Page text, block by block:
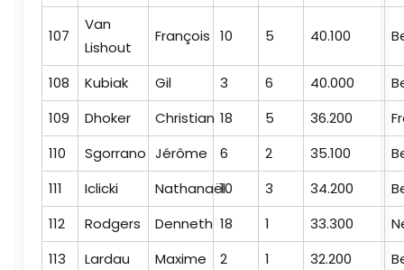
107
Van
Lishout
François 10 5 40.100
108 Kubiak Gil 3 6 40.000
109
Dhoker Christian 18 5 36.200
110
Sgorrano Jérôme 6 2 35.100
111
Iclicki Nathanaël10 3 34.200
112
Rodgers Denneth 18 1 33.300
113
Lardau Maxime 2 1 32.200